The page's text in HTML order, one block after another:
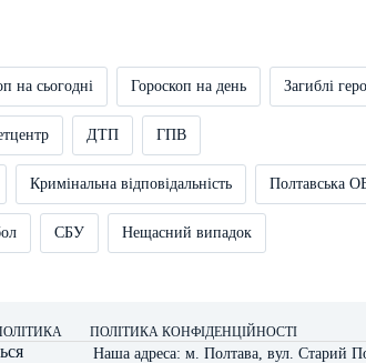
на сьогодні Гороскоп на день Загиблі
ДТП ГПВ
Кримінальна відповідальність Полтавська
СБУ Нещасний випадок
ПОЛІТИКА КОНФІДЕНЦІЙНОСТІ
Наша адреса: м. Полтава, вул. Старий